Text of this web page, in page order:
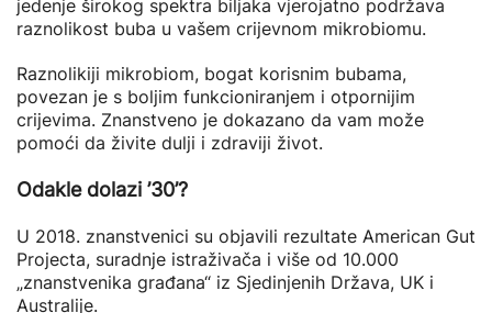
jedenje širokog spektra biljaka vjerojatno podržava
raznolikost buba u vašem crijevnom mikrobiomu.
Raznolikiji mikrobiom, bogat korisnim bubama,
povezan je s boljim funkcioniranjem i otpornijim
crijevima. Znanstveno je dokazano da vam može
pomoći da živite dulji i zdraviji život.
Odakle dolazi ’30’?
U 2018. znanstvenici su objavili rezultate American Gut
Projecta, suradnje istraživača i više od 10.000
„znanstvenika građana“ iz Sjedinjenih Država, UK i
Australije.